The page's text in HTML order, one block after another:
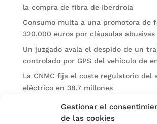
Gestionar el
de las cookies
la compra de fibra de Iberdrola
Consumo multa a una promotora de
320.000 euros por cláusulas abusivas
Un juzgado avala el despido de un
controlado por GPS del vehículo de
La CNMC fija el coste regulatorio del
eléctrico en 38,7 millones
El BOE publica sanciones de la CNMV